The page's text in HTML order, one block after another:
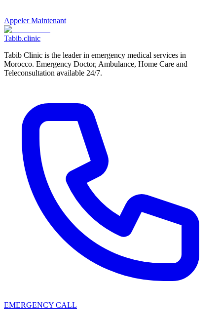
Appeler Maintenant
Tabib.clinic
Tabib Clinic is the leader in emergency medical services in
Morocco. Emergency Doctor, Ambulance, Home Care and
Teleconsultation available 24/7.
EMERGENCY CALL